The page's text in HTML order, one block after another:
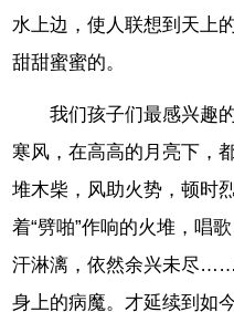
水上边，使人联想到天上
甜甜蜜蜜的。
我们孩子们最感兴趣
寒风，在高高的月亮下，
堆木柴，风助火势，顿时
着“劈啪”作响的火堆，唱
汗淋漓，依然余兴未尽
身上的病魔。才延续到如